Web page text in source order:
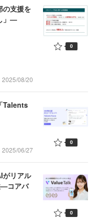
の支援を
」—
2025/08/20
0
Talents
2025/06/27
0
がリアル
コアバ
0